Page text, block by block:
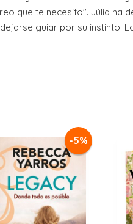
que te necesito". Júlia ha
guiar por su instinto.
-5%